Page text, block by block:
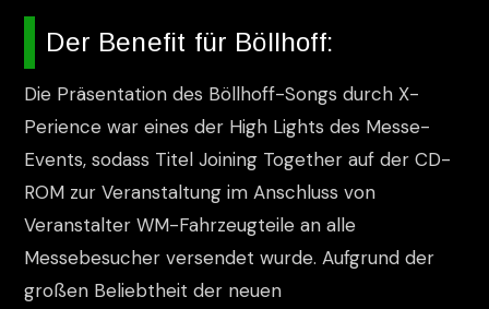
Der Benefit für Böllhoff:
Die Präsentation des Böllhoff-Songs durch X-
Perience war eines der High Lights des Messe-
Events, sodass Titel Joining Together auf der CD-
ROM zur Veranstaltung im Anschluss von
Veranstalter WM-Fahrzeugteile an alle
Messebesucher versendet wurde. Aufgrund der
großen Beliebtheit der neuen